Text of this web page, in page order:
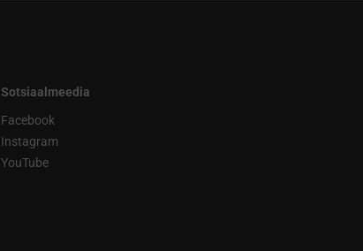
Sotsiaalmeedia
Facebook
Instagram
YouTube